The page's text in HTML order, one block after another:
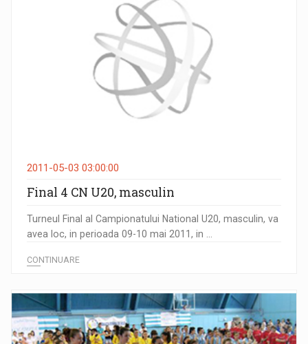
2011-05-03 03:00:00
Final 4 CN U20, masculin
Turneul Final al Campionatului National U20, masculin, va
avea loc, in perioada 09-10 mai 2011, in ...
CONTINUARE